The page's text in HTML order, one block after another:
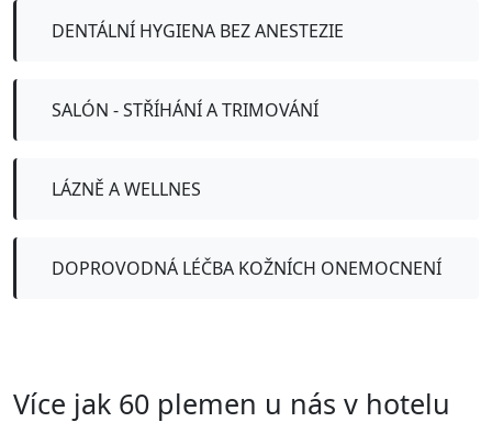
DENTÁLNÍ HYGIENA BEZ ANESTEZIE
SALÓN - STŘÍHÁNÍ A TRIMOVÁNÍ
LÁZNĚ A WELLNES
DOPROVODNÁ LÉČBA KOŽNÍCH ONEMOCNENÍ
Více jak 60 plemen u nás v hotelu